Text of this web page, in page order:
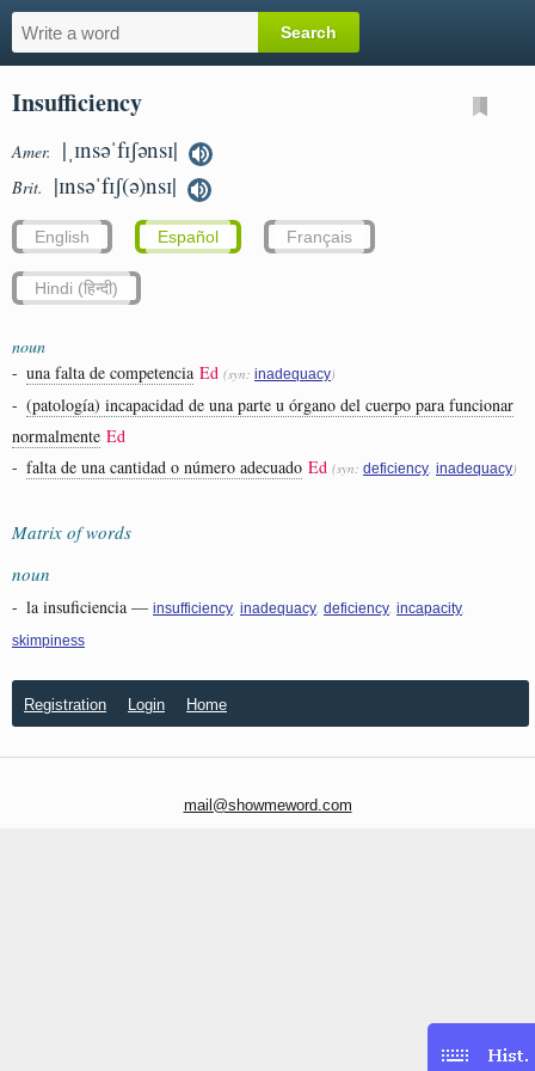
Insufficiency
Amer. |ˌɪnsəˈfɪʃənsɪ|
Brit. |ɪnsəˈfɪʃ(ə)nsɪ|
English Español Français
Hindi (हिन्दी)
noun
- una falta de competencia Ed (syn: inadequacy)
- (patología) incapacidad de una parte u órgano del cuerpo para funcionar
normalmente Ed
- falta de una cantidad o número adecuado Ed (syn: deficiency inadequacy)
Matrix of words
noun
- la insuficiencia — insufficiency inadequacy deficiency incapacity
skimpiness
Registration Login Home
mail@showmeword.com